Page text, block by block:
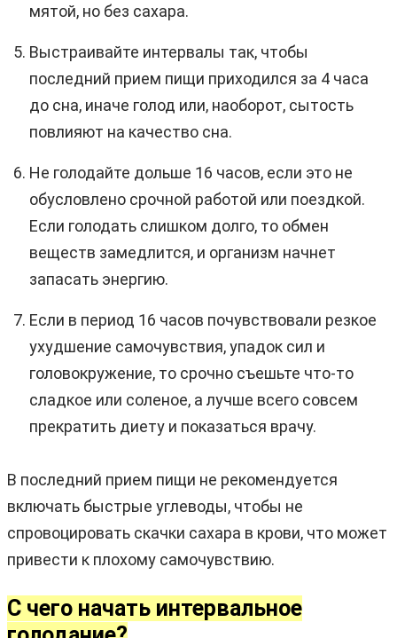
мятой, но без сахара.
Выстраивайте интервалы так, чтобы
последний прием пищи приходился за 4 часа
до сна, иначе голод или, наоборот, сытость
повлияют на качество сна.
Не голодайте дольше 16 часов, если это не
обусловлено срочной работой или поездкой.
Если голодать слишком долго, то обмен
веществ замедлится, и организм начнет
запасать энергию.
Если в период 16 часов почувствовали резкое
ухудшение самочувствия, упадок сил и
головокружение, то срочно съешьте что-то
сладкое или соленое, а лучше всего совсем
прекратить диету и показаться врачу.
В последний прием пищи не рекомендуется
включать быстрые углеводы, чтобы не
спровоцировать скачки сахара в крови, что может
привести к плохому самочувствию.
С чего начать интервальное